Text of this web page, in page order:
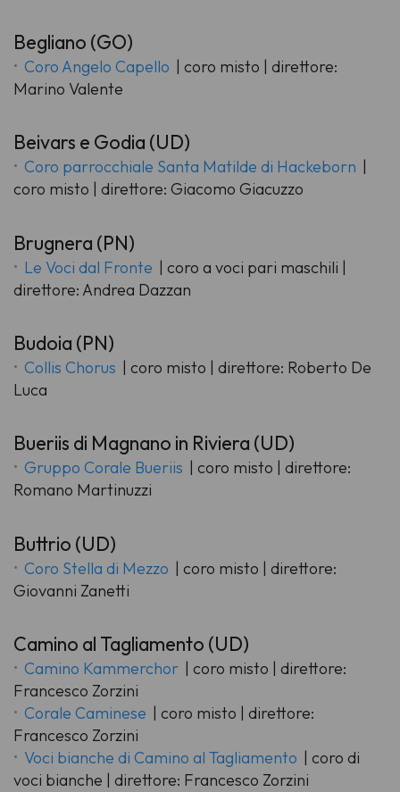
Begliano (GO)
Coro Angelo Capello | coro misto | direttore:
Marino Valente
Beivars e Godia (UD)
Coro parrocchiale Santa Matilde di Hackeborn |
coro misto | direttore: Giacomo Giacuzzo
Brugnera (PN)
Le Voci dal Fronte | coro a voci pari maschili |
direttore: Andrea Dazzan
Budoia (PN)
Collis Chorus | coro misto | direttore: Roberto De
Luca
Bueriis di Magnano in Riviera (UD)
Gruppo Corale Bueriis | coro misto | direttore:
Romano Martinuzzi
Buttrio (UD)
Coro Stella di Mezzo | coro misto | direttore:
Giovanni Zanetti
Camino al Tagliamento (UD)
Camino Kammerchor | coro misto | direttore:
Francesco Zorzini
Corale Caminese | coro misto | direttore:
Francesco Zorzini
Voci bianche di Camino al Tagliamento | coro di
voci bianche | direttore: Francesco Zorzini